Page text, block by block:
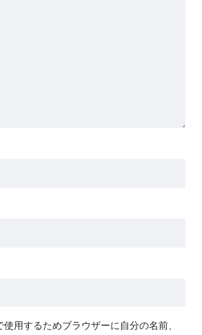
用するためブラウザーに自分の名前、